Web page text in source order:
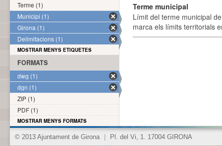
Terme municipal
Límit del terme municipal
marca els límits territorials
Terme (1)
Municipi (1)
Girona (1)
Delimitacions (1)
MOSTRAR MENYS ETIQUETES
FORMATS
dwg (1)
dgn (1)
ZIP (1)
PDF (1)
MOSTRAR MENYS FORMATS
© 2013 Ajuntament de Girona Pl. del Vi, 1. 17004 GIRONA